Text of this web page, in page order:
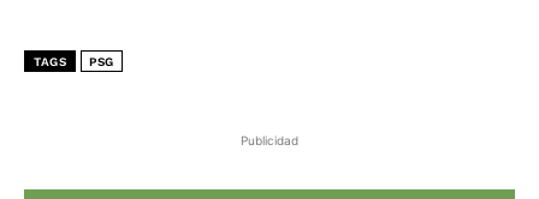
Publicidad
TAGS PSG